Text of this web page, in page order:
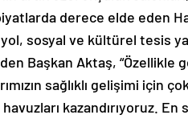
derece elde eden
sosyal ve kültürel tesis
Başkan Aktaş, “Özellikle
sağlıklı gelişimi için
kazandırıyoruz. En